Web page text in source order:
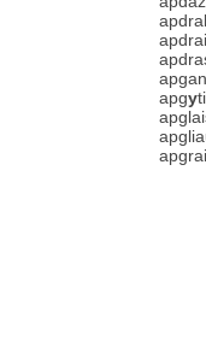
apgan
apgyti